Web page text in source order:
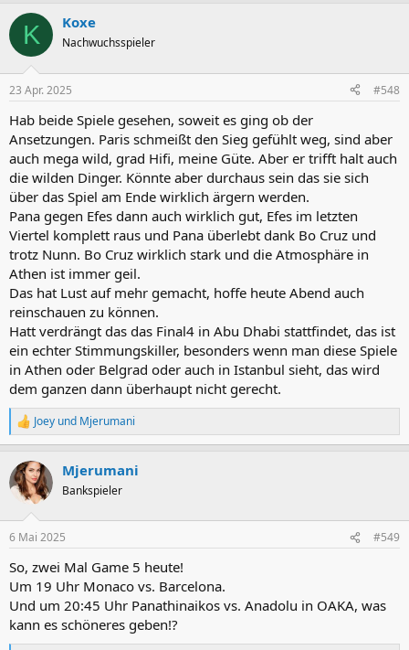
K Koxe
Nachwuchsspieler
23 Apr. 2025 #548
Hab beide Spiele gesehen, soweit es ging ob der
Ansetzungen. Paris schmeißt den Sieg gefühlt weg, sind aber
auch mega wild, grad Hifi, meine Güte. Aber er trifft halt auch
die wilden Dinger. Könnte aber durchaus sein das sie sich
über das Spiel am Ende wirklich ärgern werden.
Pana gegen Efes dann auch wirklich gut, Efes im letzten
Viertel komplett raus und Pana überlebt dank Bo Cruz und
trotz Nunn. Bo Cruz wirklich stark und die Atmosphäre in
Athen ist immer geil.
Das hat Lust auf mehr gemacht, hoffe heute Abend auch
reinschauen zu können.
Hatt verdrängt das das Final4 in Abu Dhabi stattfindet, das ist
ein echter Stimmungskiller, besonders wenn man diese Spiele
in Athen oder Belgrad oder auch in Istanbul sieht, das wird
dem ganzen dann überhaupt nicht gerecht.
R
e
k
t
e
:
Joey und Mjerumani
Mjerumani
Bankspieler
6 Mai 2025 #549
So, zwei Mal Game 5 heute!
Um 19 Uhr Monaco vs. Barcelona.
Und um 20:45 Uhr Panathinaikos vs. Anadolu in OAKA, was
kann es schöneres geben!?